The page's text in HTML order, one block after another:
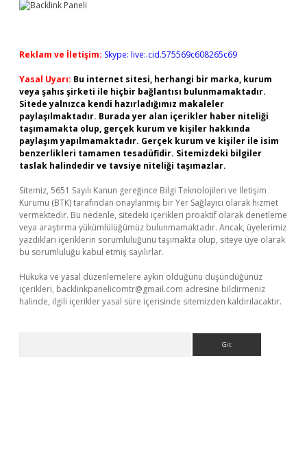
Reklam ve İletişim: Skype: live:.cid.575569c608265c69
Yasal Uyarı: Bu internet sitesi, herhangi bir marka, kurum
veya şahıs şirketi ile hiçbir bağlantısı bulunmamaktadır.
Sitede yalnızca kendi hazırladığımız makaleler
paylaşılmaktadır. Burada yer alan içerikler haber niteliği
taşımamakta olup, gerçek kurum ve kişiler hakkında
paylaşım yapılmamaktadır. Gerçek kurum ve kişiler ile isim
benzerlikleri tamamen tesadüfidir. Sitemizdeki bilgiler
taslak halindedir ve tavsiye niteliği taşımazlar.
Sitemiz, 5651 Sayılı Kanun gereğince Bilgi Teknolojileri ve İletişim
Kurumu (BTK) tarafından onaylanmış bir Yer Sağlayıcı olarak hizmet
vermektedir. Bu nedenle, sitedeki içerikleri proaktif olarak denetleme
veya araştırma yükümlülüğümüz bulunmamaktadır. Ancak, üyelerimiz
yazdıkları içeriklerin sorumluluğunu taşımakta olup, siteye üye olarak
bu sorumluluğu kabul etmiş sayılırlar.
Hukuka ve yasal düzenlemelere aykırı olduğunu düşündüğünüz
içerikleri, backlinkpanelicomtr@gmail.com adresine bildirmeniz
halinde, ilgili içerikler yasal süre içerisinde sitemizden kaldırılacaktır.